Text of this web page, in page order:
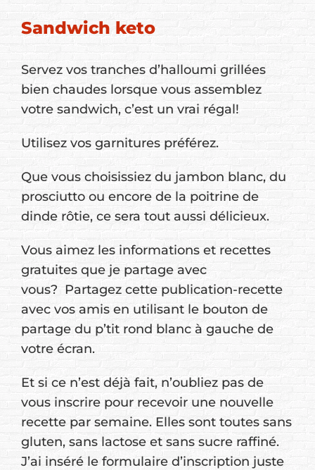
Sandwich keto
Servez vos tranches d’halloumi grillées
bien chaudes lorsque vous assemblez
votre sandwich, c’est un vrai régal!
Utilisez vos garnitures préférez.
Que vous choisissiez du jambon blanc, du
prosciutto ou encore de la poitrine de
dinde rôtie, ce sera tout aussi délicieux.
Vous aimez les informations et recettes
gratuites que je partage avec
vous? Partagez cette publication-recette
avec vos amis en utilisant le bouton de
partage du p’tit rond blanc à gauche de
votre écran.
Et si ce n’est déjà fait, n’oubliez pas de
vous inscrire pour recevoir une nouvelle
recette par semaine. Elles sont toutes sans
gluten, sans lactose et sans sucre raffiné.
J’ai inséré le formulaire d’inscription juste